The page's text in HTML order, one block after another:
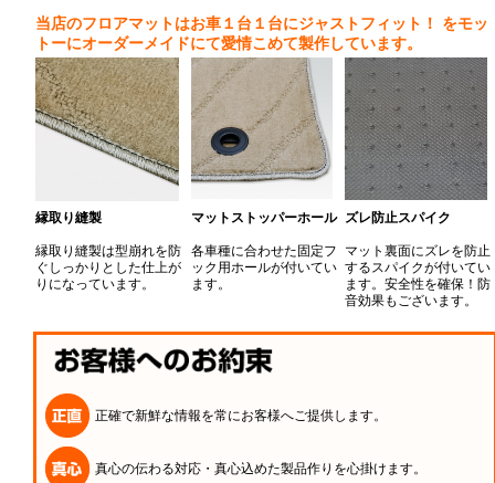
当店のフロアマットはお車１台１台にジャストフィット！
をモッ
トーにオーダーメイドにて愛情こめて製作しています。
縁取り縫製
縁取り縫製は型崩れを防
ぐしっかりとした仕上が
りになっています。
マットストッパーホール
各車種に合わせた固定フ
ック用ホールが付いてい
ます。
ズレ防止スパイク
マット裏面にズレを防止
するスパイクが付いてい
ます。安全性を確保！防
音効果もございます。
正確で新鮮な情報を常にお客様へご提供します。
真心の伝わる対応・真心込めた製品作りを心掛けます。